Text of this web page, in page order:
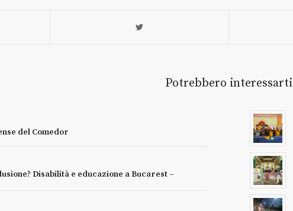
Potrebbero interessarti
del Comedor
Disabilità e educazione a Bucarest –